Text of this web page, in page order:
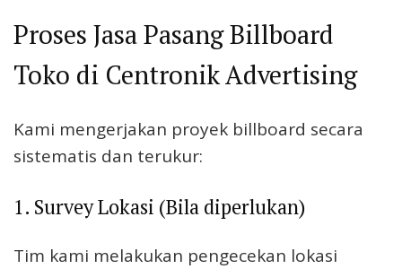
Proses Jasa Pasang Billboard
Toko di Centronik Advertising
Kami mengerjakan proyek billboard secara
sistematis dan terukur:
1. Survey Lokasi (Bila diperlukan)
Tim kami melakukan pengecekan lokasi